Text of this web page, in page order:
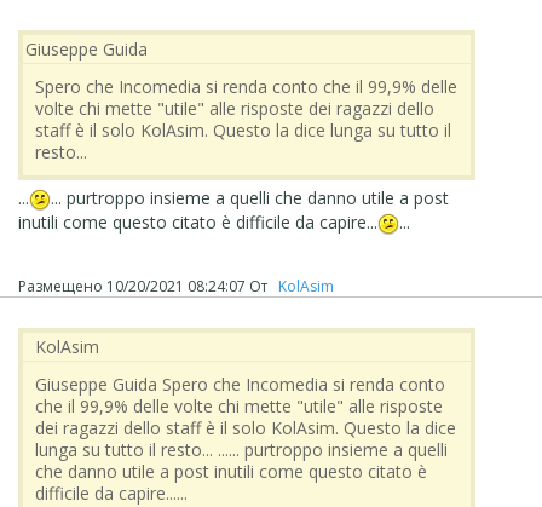
Giuseppe Guida
Spero che Incomedia si renda conto che il 99,9% delle
volte chi mette "utile" alle risposte dei ragazzi dello
staff è il solo KolAsim. Questo la dice lunga su tutto il
resto...
...
... purtroppo insieme a quelli che danno utile a post
inutili come questo citato è difficile da capire...
...
Размещено 10/20/2021 08:24:07 От ‪ KolAsim ‪ ‪
‪ KolAsim ‪ ‪
Giuseppe Guida Spero che Incomedia si renda conto
che il 99,9% delle volte chi mette "utile" alle risposte
dei ragazzi dello staff è il solo KolAsim. Questo la dice
lunga su tutto il resto... ...... purtroppo insieme a quelli
che danno utile a post inutili come questo citato è
difficile da capire......